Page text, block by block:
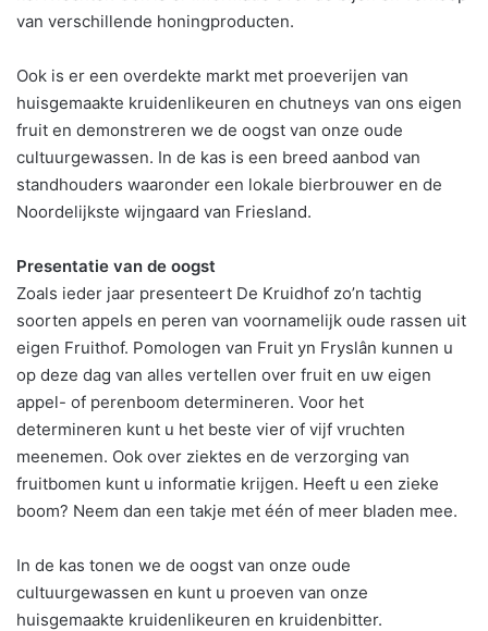
van verschillende honingproducten.
Ook is er een overdekte markt met proeverijen van
huisgemaakte kruidenlikeuren en chutneys van ons eigen
fruit en demonstreren we de oogst van onze oude
cultuurgewassen. In de kas is een breed aanbod van
standhouders waaronder een lokale bierbrouwer en de
Noordelijkste wijngaard van Friesland.
Presentatie van de oogst
Zoals ieder jaar presenteert De Kruidhof zo’n tachtig
soorten appels en peren van voornamelijk oude rassen uit
eigen Fruithof. Pomologen van Fruit yn Fryslân kunnen u
op deze dag van alles vertellen over fruit en uw eigen
appel- of perenboom determineren. Voor het
determineren kunt u het beste vier of vijf vruchten
meenemen. Ook over ziektes en de verzorging van
fruitbomen kunt u informatie krijgen. Heeft u een zieke
boom? Neem dan een takje met één of meer bladen mee.
In de kas tonen we de oogst van onze oude
cultuurgewassen en kunt u proeven van onze
huisgemaakte kruidenlikeuren en kruidenbitter.